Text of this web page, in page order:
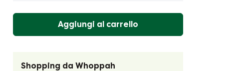
Aggiungi al carrello
Shopping da Whoppah